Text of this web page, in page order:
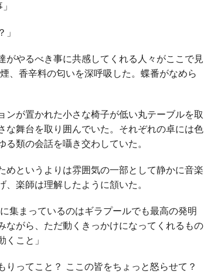
がやるべき事に共感してくれる人々がここで見
、香辛料の匂いを深呼吸した。蝶番がなめら
が置かれた小さな椅子が低い丸テーブルを取
な舞台を取り囲んでいた。それぞれの卓には色
類の会話を囁き交わしていた。
というよりは雰囲気の一部として静かに音楽
楽師は理解したように頷いた。
集まっているのはギラプールでも最高の発明
がら、ただ動くきっかけになってくれるもの
こと」
ってこと？ ここの皆をちょっと怒らせて？